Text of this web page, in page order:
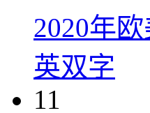
2020年
英双字
11